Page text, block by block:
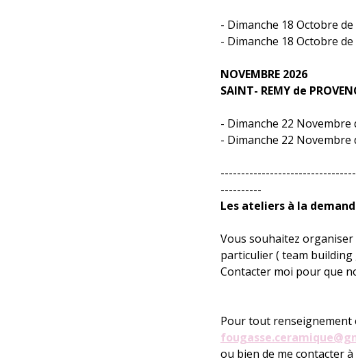
- Dimanche 18 Octobre
- Dimanche 18 Octobre
NOVEMBRE 2026
SAINT- REMY de
- Dimanche 22 Novembre
- Dimanche 22 Novembre
----------
Les ateliers à la
Vous souhaitez
particulier ( team building
Contacter moi pour que
Pour tout renseignement
ou bien de me contacter à